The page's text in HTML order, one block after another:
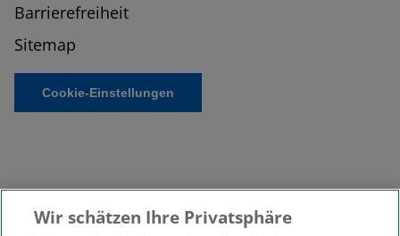
Barrierefreiheit
Sitemap
Cookie-Einstellungen
Wir schätzen Ihre Privatsphäre